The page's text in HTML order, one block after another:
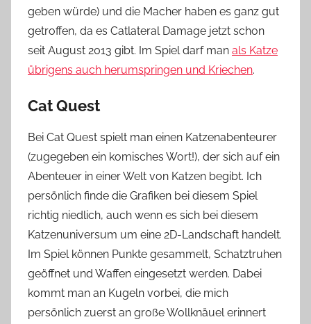
geben würde) und die Macher haben es ganz gut
getroffen, da es Catlateral Damage jetzt schon
seit August 2013 gibt. Im Spiel darf man als Katze
übrigens auch herumspringen und Kriechen.
Cat Quest
Bei Cat Quest spielt man einen Katzenabenteurer
(zugegeben ein komisches Wort!), der sich auf ein
Abenteuer in einer Welt von Katzen begibt. Ich
persönlich finde die Grafiken bei diesem Spiel
richtig niedlich, auch wenn es sich bei diesem
Katzenuniversum um eine 2D-Landschaft handelt.
Im Spiel können Punkte gesammelt, Schatztruhen
geöffnet und Waffen eingesetzt werden. Dabei
kommt man an Kugeln vorbei, die mich
persönlich zuerst an große Wollknäuel erinnert